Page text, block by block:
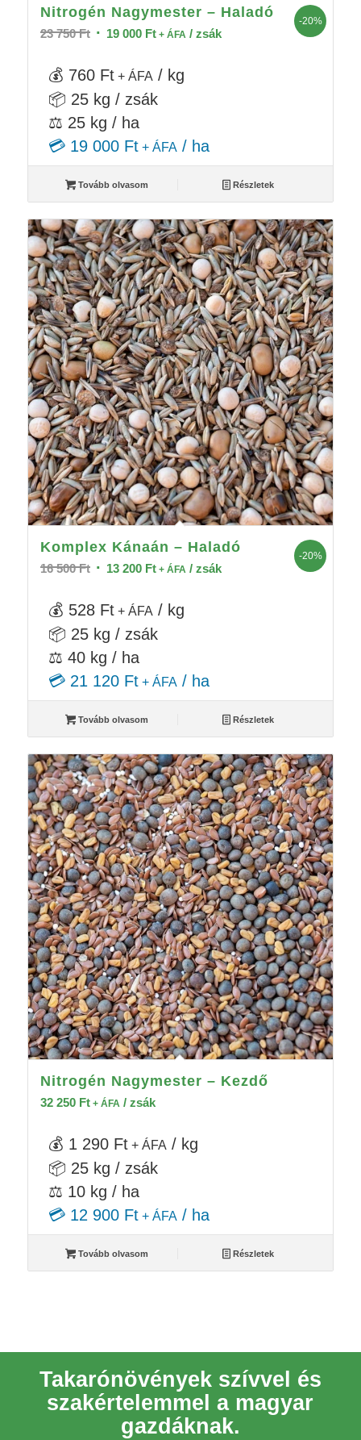
Nitrogén Nagymester – Haladó
23 750Ft Original
was:
750 Ft.
19 000 FtCurrent
is:
000 Ft.
+ ÁFA / zsák
-20%
💰 760 Ft+ ÁFA / kg
📦 25 kg / zsák
⚖️ 25 kg / ha
💳 19 000 Ft+ ÁFA/ ha
Tovább olvasom Részletek
Komplex Kánaán – Haladó
16 500Ft Original
was:
500 Ft.
13 200 FtCurrent
is:
200 Ft.
+ ÁFA / zsák
-20%
💰 528 Ft+ ÁFA / kg
📦 25 kg / zsák
⚖️ 40 kg / ha
💳 21 120 Ft+ ÁFA/ ha
Tovább olvasom Részletek
Nitrogén Nagymester – Kezdő
32 250 Ft+ ÁFA / zsák
💰 1 290 Ft+ ÁFA / kg
📦 25 kg / zsák
⚖️ 10 kg / ha
💳 12 900 Ft+ ÁFA/ ha
Tovább olvasom Részletek
Takarónövények szívvel és
szakértelemmel a magyar
gazdáknak.